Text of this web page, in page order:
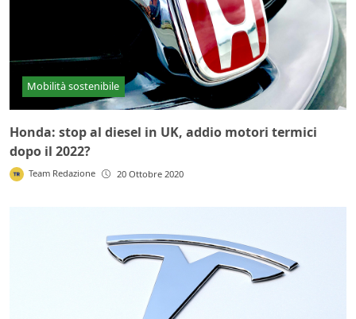
Mobilità sostenibile
Honda: stop al diesel in UK, addio motori termici
dopo il 2022?
Team Redazione 20 Ottobre 2020